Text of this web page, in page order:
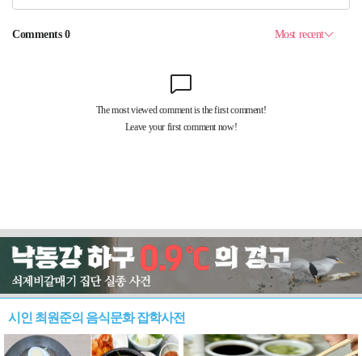
시인 최원준의 음식문화 잡학사전